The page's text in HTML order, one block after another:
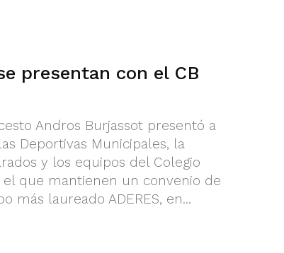
presentan con el CB
Andros Burjassot presentó a
Deportivas Municipales, la
y los equipos del Colegio
que mantienen un convenio de
más laureado ADERES, en...